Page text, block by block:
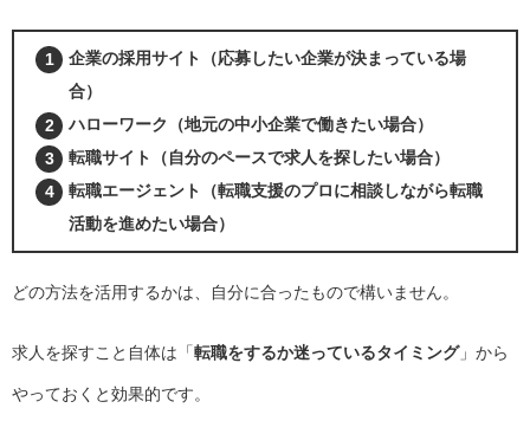
企業の採用サイト（応募したい企業が決まっている場
合）
ハローワーク（地元の中小企業で働きたい場合）
転職サイト（自分のペースで求人を探したい場合）
転職エージェント（転職支援のプロに相談しながら転職
活動を進めたい場合）
どの方法を活用するかは、自分に合ったもので構いません。
求人を探すこと自体は「転職をするか迷っているタイミング」から
やっておくと効果的です。